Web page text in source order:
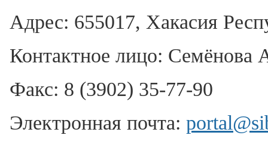
Адрес: 655017, Хакасия
Контактное лицо: Семёнова
Факс: 8 (3902) 35-77-90
Электронная почта: